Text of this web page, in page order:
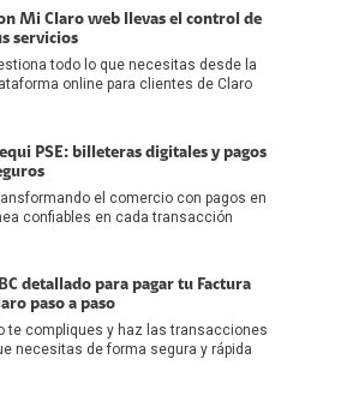
Mi Claro web llevas el control de
servicios
todo lo que necesitas desde la
online para clientes de Claro
PSE: billeteras digitales y pagos
el comercio con pagos en
confiables en cada transacción
detallado para pagar tu Factura
paso a paso
te compliques y haz las transacciones
necesitas de forma segura y rápida